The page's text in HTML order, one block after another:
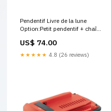
Pendentif Livre de la lune
Option:Petit pendentif + chaîne
US$ 74.00
★★★★★ 4.8 (26 reviews)